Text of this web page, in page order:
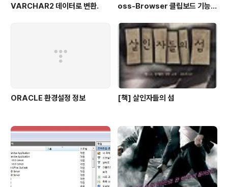
VARCHAR2 데이터로 변환.
oss-Browser 클립보드 기능
ORACLE 환경설정 정보 [책] 살인자들의 섬